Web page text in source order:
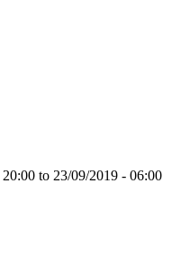
to 23/09/2019 - 06:00